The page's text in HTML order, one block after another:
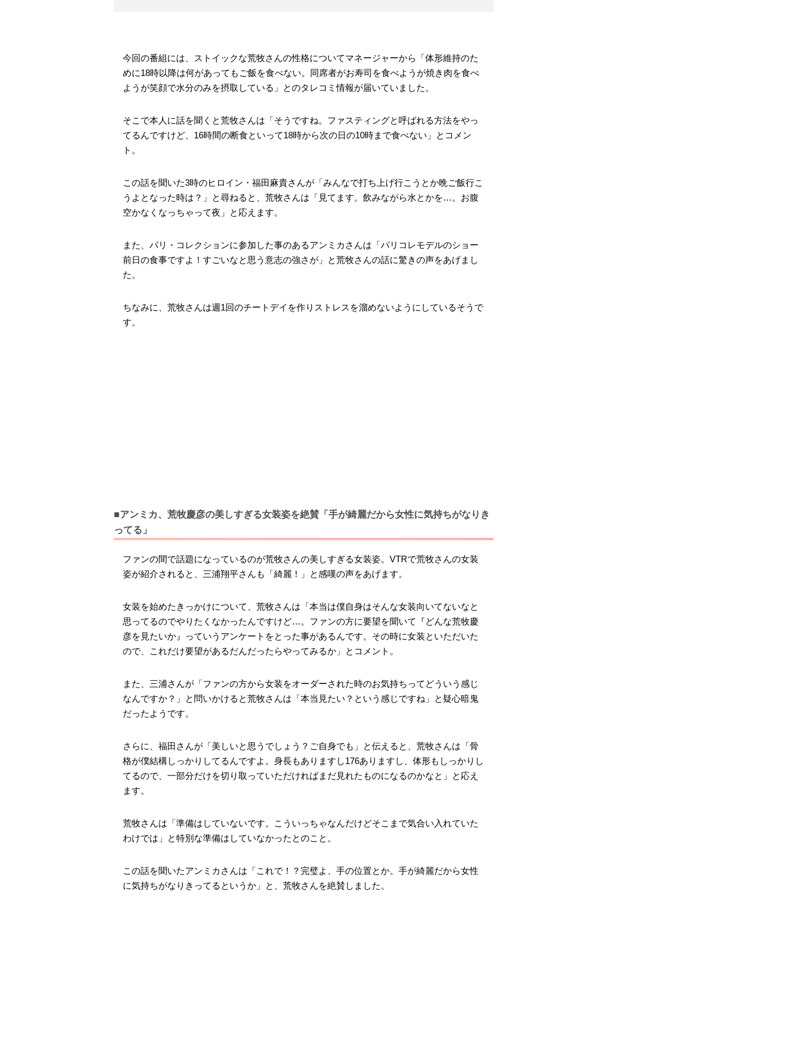
今回の番組には、ストイックな荒牧さんの性格についてマネージャーから「体形維持のた
めに18時以降は何があってもご飯を食べない。同席者がお寿司を食べようが焼き肉を食べ
ようが笑顔で水分のみを摂取している」とのタレコミ情報が届いていました。
そこで本人に話を聞くと荒牧さんは「そうですね。ファスティングと呼ばれる方法をやっ
てるんですけど、16時間の断食といって18時から次の日の10時まで食べない」とコメン
ト。
この話を聞いた3時のヒロイン・福田麻貴さんが「みんなで打ち上げ行こうとか晩ご飯行こ
うよとなった時は？」と尋ねると、荒牧さんは「見てます。飲みながら水とかを…。お腹
空かなくなっちゃって夜」と応えます。
また、パリ・コレクションに参加した事のあるアンミカさんは「パリコレモデルのショー
前日の食事ですよ！すごいなと思う意志の強さが」と荒牧さんの話に驚きの声をあげまし
た。
ちなみに、荒牧さんは週1回のチートデイを作りストレスを溜めないようにしているそうで
す。
■アンミカ、荒牧慶彦の美しすぎる女装姿を絶賛「手が綺麗だから女性に気持ちがなりき
ってる」
ファンの間で話題になっているのが荒牧さんの美しすぎる女装姿。VTRで荒牧さんの女装
姿が紹介されると、三浦翔平さんも「綺麗！」と感嘆の声をあげます。
女装を始めたきっかけについて、荒牧さんは「本当は僕自身はそんな女装向いてないなと
思ってるのでやりたくなかったんですけど…。ファンの方に要望を聞いて『どんな荒牧慶
彦を見たいか』っていうアンケートをとった事があるんです。その時に女装といただいた
ので、これだけ要望があるだんだったらやってみるか」とコメント。
また、三浦さんが「ファンの方から女装をオーダーされた時のお気持ちってどういう感じ
なんですか？」と問いかけると荒牧さんは「本当見たい？という感じですね」と疑心暗鬼
だったようです。
さらに、福田さんが「美しいと思うでしょう？ご自身でも」と伝えると、荒牧さんは「骨
格が僕結構しっかりしてるんですよ。身長もありますし176ありますし、体形もしっかりし
てるので、一部分だけを切り取っていただければまだ見れたものになるのかなと」と応え
ます。
荒牧さんは「準備はしていないです。こういっちゃなんだけどそこまで気合い入れていた
わけでは」と特別な準備はしていなかったとのこと。
この話を聞いたアンミカさんは「これで！？完璧よ、手の位置とか。手が綺麗だから女性
に気持ちがなりきってるというか」と、荒牧さんを絶賛しました。